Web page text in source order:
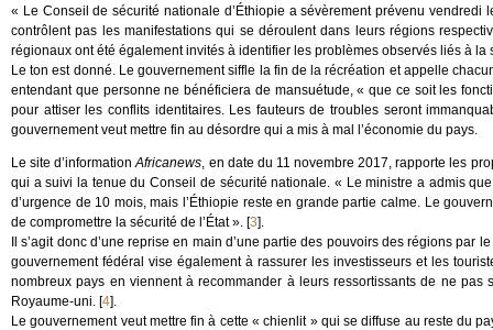
« Le Conseil de sécurité nationale d’Éthiopie a sévèrement prévenu vendredi
contrôlent pas les manifestations qui se déroulent dans leurs régions
régionaux ont été également invités à identifier les problèmes observés liés à
Le ton est donné. Le gouvernement siffle la fin de la récréation et appelle
entendant que personne ne bénéficiera de mansuétude, « que ce soit les
pour attiser les conflits identitaires. Les fauteurs de troubles seront
gouvernement veut mettre fin au désordre qui a mis à mal l’économie du pays.
Le site d’informationAfricanews, en date du 11 novembre 2017, rapporte les
qui a suivi la tenue du Conseil de sécurité nationale. « Le ministre a admis
d’urgence de 10 mois, mais l’Éthiopie reste en grande partie calme. Le
de compromettre la sécurité de l’État ». [3].
Il s’agit donc d’une reprise en main d’une partie des pouvoirs des régions
gouvernement fédéral vise également à rassurer les investisseurs et les
nombreux pays en viennent à recommander à leurs ressortissants de ne
Royaume-uni. [4].
Le gouvernement veut mettre fin à cette « chienlit » qui se diffuse au reste du